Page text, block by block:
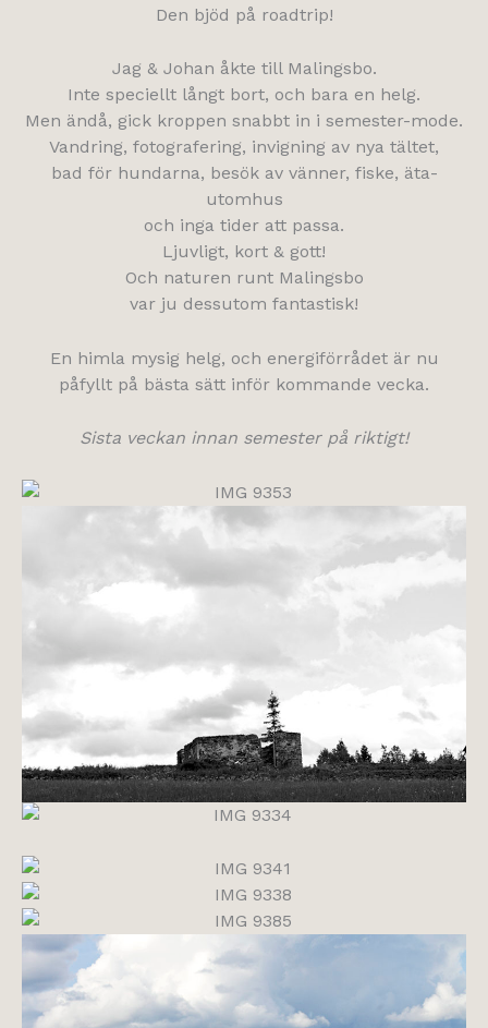
Den bjöd på roadtrip!
Jag & Johan åkte till Malingsbo.
Inte speciellt långt bort, och bara en helg.
Men ändå, gick kroppen snabbt in i semester-mode.
Vandring, fotografering, invigning av nya tältet,
bad för hundarna, besök av vänner, fiske, äta-
utomhus
och inga tider att passa.
Ljuvligt, kort & gott!
Och naturen runt Malingsbo
var ju dessutom fantastisk!
En himla mysig helg, och energiförrådet är nu
påfyllt på bästa sätt inför kommande vecka.
Sista veckan innan semester på riktigt!